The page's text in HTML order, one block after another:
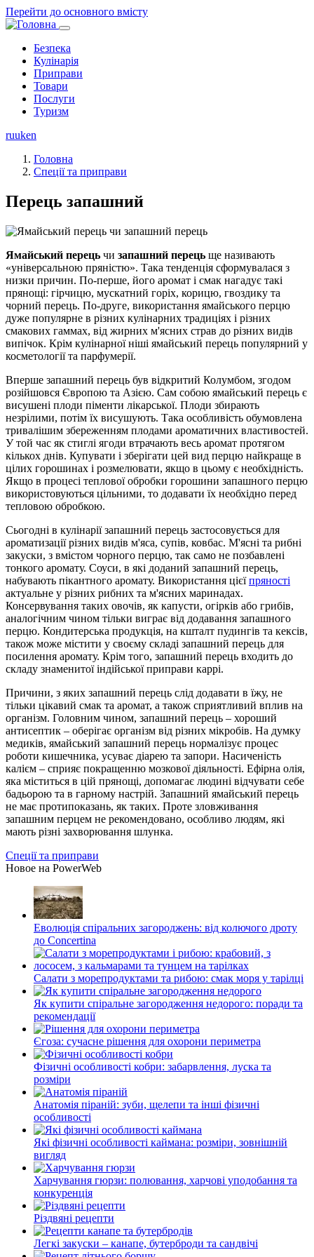
Перейти до основного вмісту
Основная
навигация
Безпека
Кулінарія
Приправи
Товари
Послуги
Туризм
ruuken
Головна
Спеції та приправи
Перець запашний
Ямайський перець чи запашний перець ще називають
«універсальною пряністю». Така тенденція сформувалася з
низки причин. По-перше, його аромат і смак нагадує такі
прянощі: гірчицю, мускатний горіх, корицю, гвоздику та
чорний перець. По-друге, використання ямайського перцю
дуже популярне в різних кулінарних традиціях і різних
смакових гаммах, від жирних м'ясних страв до різних видів
випічок. Крім кулінарної ніші ямайський перець популярний у
косметології та парфумерії.
Вперше запашний перець був відкритий Колумбом, згодом
розійшовся Європою та Азією. Сам собою ямайський перець є
висушені плоди піменти лікарської. Плоди збирають
незрілими, потім їх висушують. Така особливість обумовлена
тривалішим збереженням плодами ароматичних властивостей.
У той час як стиглі ягоди втрачають весь аромат протягом
кількох днів. Купувати і зберігати цей вид перцю найкраще в
цілих горошинах і розмелювати, якщо в цьому є необхідність.
Якщо в процесі теплової обробки горошини запашного перцю
використовуються цільними, то додавати їх необхідно перед
тепловою обробкою.
Сьогодні в кулінарії запашний перець застосовується для
ароматизації різних видів м'яса, супів, ковбас. М'ясні та рибні
закуски, з вмістом чорного перцю, так само не позбавлені
тонкого аромату. Соуси, в які доданий запашний перець,
набувають пікантного аромату. Використання цієїпряності
актуальне у різних рибних та м'ясних маринадах.
Консервування таких овочів, як капусти, огірків або грибів,
аналогічним чином тільки виграє від додавання запашного
перцю. Кондитерська продукція, на кшталт пудингів та кексів,
також може містити у своєму складі запашний перець для
посилення аромату. Крім того, запашний перець входить до
складу знаменитої індійської приправи каррі.
Причини, з яких запашний перець слід додавати в їжу, не
тільки цікавий смак та аромат, а також сприятливий вплив на
організм. Головним чином, запашний перець – хороший
антисептик – оберігає організм від різних мікробів. На думку
медиків, ямайський запашний перець нормалізує процес
роботи кишечника, усуває діарею та запори. Насиченість
калієм – сприяє покращенню мозкової діяльності. Ефірна олія,
яка міститься в цій прянощі, допомагає людині відчувати себе
бадьорою та в гарному настрій. Запашний ямайський перець
не має протипоказань, як таких. Проте зловживання
запашним перцем не рекомендовано, особливо людям, які
мають різні захворювання шлунка.
Спеції та приправи
Новое на PowerWeb
Еволюція спіральних загороджень: від колючого дроту
до Concertina
Салати з морепродуктами та рибою: смак моря у тарілці
Як купити спіральне загородження недорого: поради та
рекомендації
Єгоза: сучасне рішення для охорони периметра
Фізичні особливості кобри: забарвлення, луска та
розміри
Анатомія піраній: зуби, щелепи та інші фізичні
особливості
Які фізичні особливості каймана: розміри, зовнішній
вигляд
Харчування гюрзи: полювання, харчові уподобання та
конкуренція
Різдвяні рецепти
Легкі закуски – канапе, бутерброди та сандвічі